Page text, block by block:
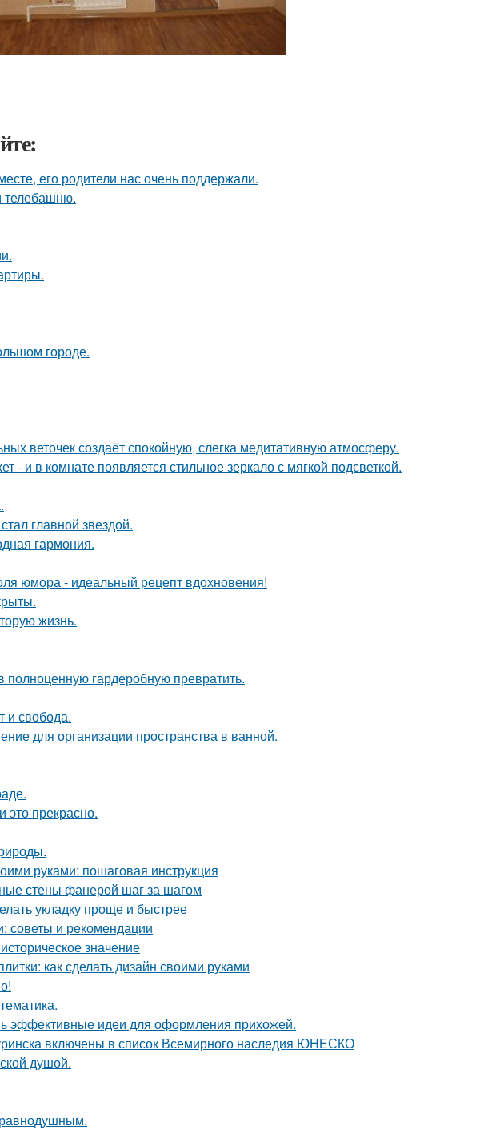
его родители нас очень поддержали.
телебашню.
городе.
веточек создаёт спокойную, слегка медитативную атмосферу.
и в комнате появляется стильное зеркало с мягкой подсветкой.
главной звездой.
гармония.
юмора - идеальный рецепт вдохновения!
жизнь.
гардеробную превратить.
и свобода.
для организации пространства в ванной.
это прекрасно.
руками: пошаговая инструкция
стены фанерой шаг за шагом
укладку проще и быстрее
советы и рекомендации
значение
как сделать дизайн своими руками
эффективные идеи для оформления прихожей.
включены в список Всемирного наследия ЮНЕСКО
душой.